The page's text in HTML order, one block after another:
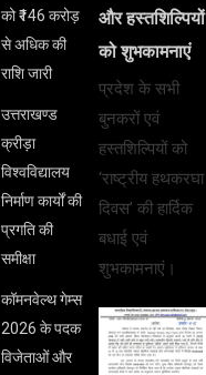
को ₹146 करोड़
से अधिक की
राशि जारी
उत्तराखण्ड
क्रीड़ा
विश्वविद्यालय
निर्माण कार्यों की
प्रगति की
समीक्षा
कॉमनवेल्थ गेम्स
2026 के पदक
विजेताओं और
और हस्तशिल्पियों
को शुभकामनाएं
प्रदेश के सभी
बुनकरों एवं
हस्तशिल्पियों को
‘राष्ट्रीय हथकरघा
दिवस’ की हार्दिक
बधाई एवं
शुभकामनाएं।